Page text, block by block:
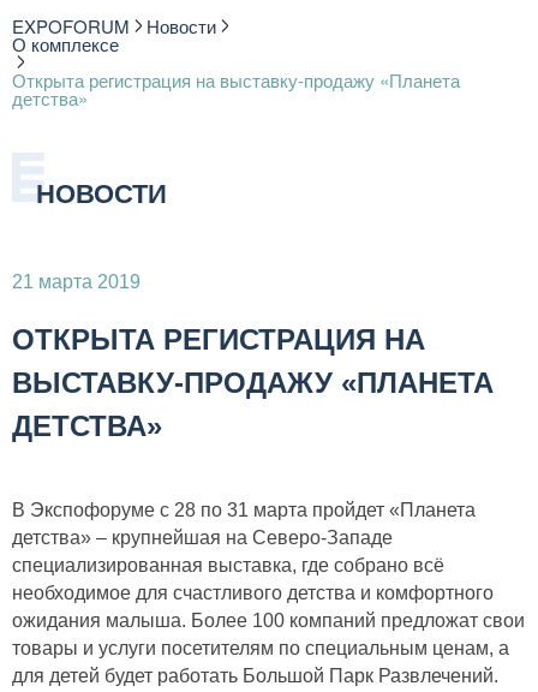
EXPOFORUM Новости
О комплексе
Открыта регистрация на выставку-продажу «Планета
детства»
НОВОСТИ
21 марта 2019
ОТКРЫТА РЕГИСТРАЦИЯ НА
ВЫСТАВКУ-ПРОДАЖУ «ПЛАНЕТА
ДЕТСТВА»
В Экспофоруме с 28 по 31 марта пройдет «Планета
детства» – крупнейшая на Северо-Западе
специализированная выставка, где собрано всё
необходимое для счастливого детства и комфортного
ожидания малыша. Более 100 компаний предложат свои
товары и услуги посетителям по специальным ценам, а
для детей будет работать Большой Парк Развлечений.